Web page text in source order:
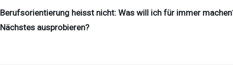
Berufsorientierung heisst nicht: Was will ich für immer
Nächstes ausprobieren?